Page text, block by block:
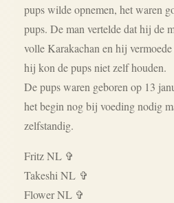
pups wilde opnemen, het waren
pups. De man vertelde dat hij de
volle Karakachan en hij
hij kon de pups niet zelf houden.
De pups waren geboren op 13
het begin nog bij voeding nodig
zelfstandig.
Fritz NL ✞
Takeshi NL ✞
Flower NL ✞